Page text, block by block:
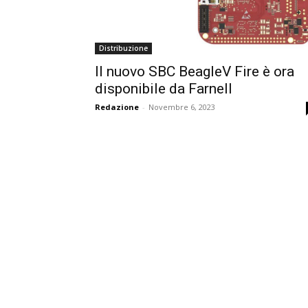
Distribuzione
Il nuovo SBC BeagleV Fire è ora
disponibile da Farnell
Redazione - Novembre 6, 2023